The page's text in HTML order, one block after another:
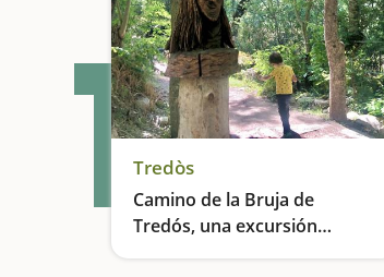
1Tredòs
Camino de la Bruja de
Tredós, una excursión
Una excursión ideal para hacer con niños